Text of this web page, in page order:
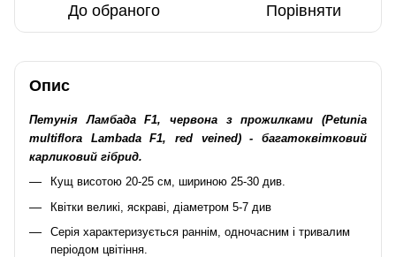
До обраного Порівняти
Опис
Петунія Ламбада F1, червона з прожилками (Petunia
multiflora Lambada F1, red veined) - багатоквітковий
карликовий гібрид.
Кущ висотою 20-25 см, шириною 25-30 див.
Квітки великі, яскраві, діаметром 5-7 див
Серія характеризується раннім, одночасним і тривалим
періодом цвітіння.